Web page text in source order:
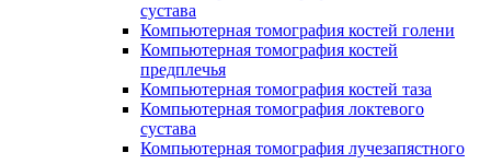
сустава
Компьютерная томография костей голени
Компьютерная томография костей
предплечья
Компьютерная томография костей таза
Компьютерная томография локтевого
сустава
Компьютерная томография лучезапястного